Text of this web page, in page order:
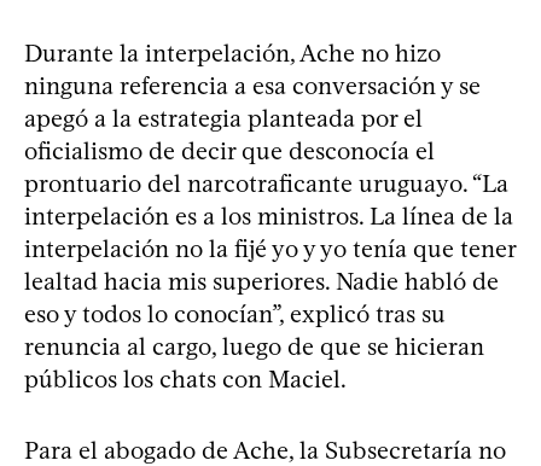
Durante la interpelación, Ache no hizo
ninguna referencia a esa conversación y se
apegó a la estrategia planteada por el
oficialismo de decir que desconocía el
prontuario del narcotraficante uruguayo. “La
interpelación es a los ministros. La línea de la
interpelación no la fijé yo y yo tenía que tener
lealtad hacia mis superiores. Nadie habló de
eso y todos lo conocían”, explicó tras su
renuncia al cargo, luego de que se hicieran
públicos los chats con Maciel.
Para el abogado de Ache, la Subsecretaría no